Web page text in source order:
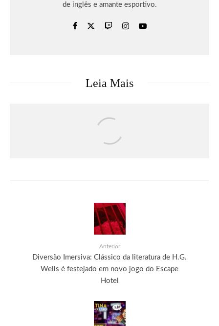
de inglês e amante esportivo.
Leia Mais
Eventos
Anitta participará da música oficial da
Anterior
Diversão Imersiva: Clássico da literatura de H.G.
Wells é festejado em novo jogo do Escape
Hotel